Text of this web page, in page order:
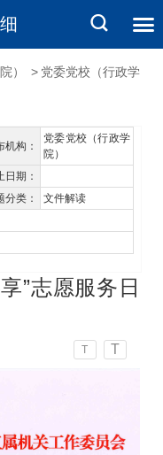
） > 党委党校（行政学
机构：
党委党校（行政学
院）
日期：
分类：
文件解读
”志愿服务日
T T